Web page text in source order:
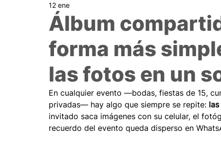
Invitaciones
Profesionales Novedades Tips Bodas
Encuentra tu mesa
Álbum
forma más
las fotos en un
12 ene
En cualquier evento —bodas, fiestas de 15,
privadas— hay algo que siempre se repite:
invitado saca imágenes con su celular, el
recuerdo del evento queda disperso en